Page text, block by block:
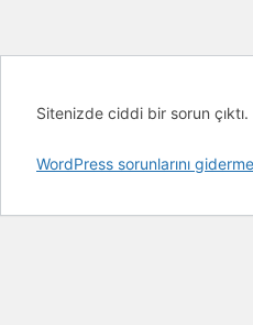
Sitenizde ciddi bir sorun çıktı.
WordPress sorunlarını